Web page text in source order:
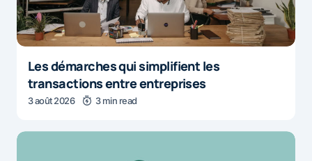
Les démarches qui simplifient les
transactions entre entreprises
3 août 2026 3 min read